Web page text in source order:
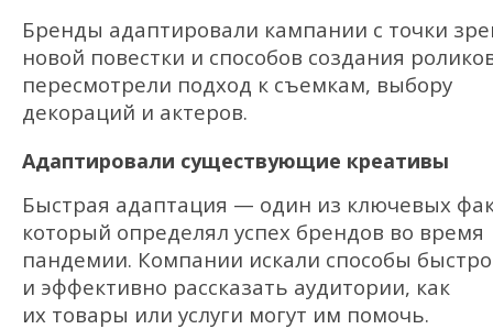
Бренды адаптировали кампании с точки
новой повестки и способов создания
пересмотрели подход к съемкам, выбору
декораций и актеров.
Адаптировали существующие креативы
Быстрая адаптация — один из ключевых
который определял успех брендов во время
пандемии. Компании искали способы быстро
и эффективно рассказать аудитории, как
их товары или услуги могут им помочь.